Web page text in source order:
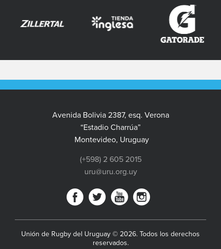
Avenida Bolivia 2387, esq. Verona
“Estadio Charrúa”
Montevideo, Uruguay
(+598) 2 605 2015
uru@uru.org.uy
Unión de Rugby del Uruguay © 2026. Todos los derechos
reservados.